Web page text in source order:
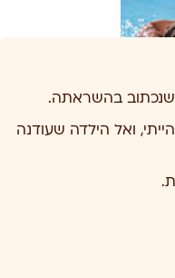
שנכתוב בהשראתה.
ואל הילדה שעודנה